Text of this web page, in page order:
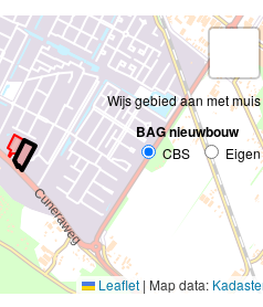
Wijs gebied aan met muis
BAG nieuwbouw
CBS Eigen
Leaflet | Map data: